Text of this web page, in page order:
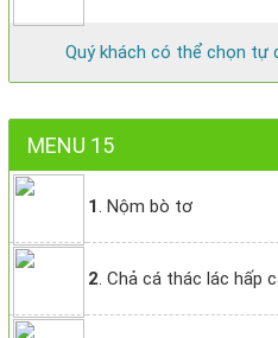
Quý khách có thể chọn tự
MENU 15
1. Nộm bò tơ
2. Chả cá thác lác hấp